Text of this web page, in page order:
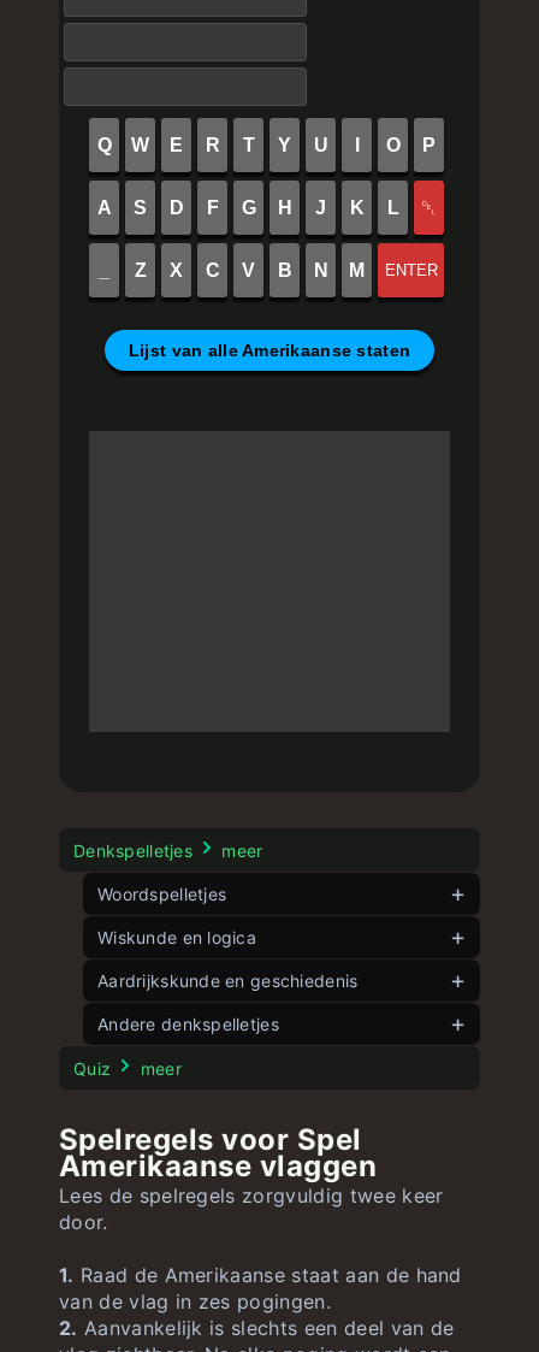
Q W E R T Y U O P
A S D F G H J K L ␡
Z X C V B N M ENTER
Lijst van alle Amerikaanse staten
Denkspelletjes meer
Woordspelletjes
Dutch wordle
Dubbele woorden onbeperkt
Woordle onbeperkt
Snelle woorden
Wiskunde en logica
Spelhoek onbeperkt
Vijf hoeken onbeperkt
8 Schuifpuzzel
Spelgetallen onbeperkt
Grote vergelijking onbeperkt
Aardrijkskunde en geschiedenis
Spel vlaggen onbeperkt
Spel landen
Spel Amerikaanse vlaggen
Andere denkspelletjes
Stroop Test
Quiz meer
Spelregels voor Spel
Amerikaanse vlaggen
Lees de spelregels zorgvuldig twee keer
door.
1. Raad de Amerikaanse staat aan de hand
van de vlag in zes pogingen.
2. Aanvankelijk is slechts een deel van de